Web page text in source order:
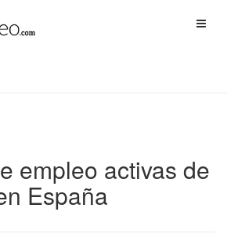
empleo activas de
España